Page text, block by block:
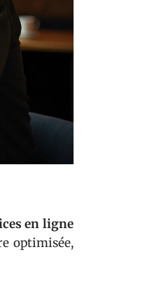
en ligne
optimisée,